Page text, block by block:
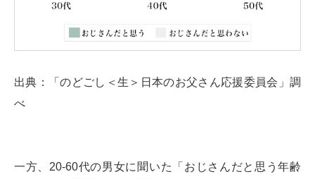
出典：「のどごし＜生＞日本のお父さん応援委員会」調
べ
一方、20-60代の男女に聞いた「おじさんだと思う年齢